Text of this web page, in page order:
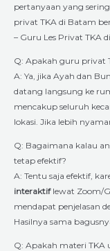
pertanyaan yang
privat TKA di Batam
– Guru Les Privat TKA
Q: Apakah guru privat
A: Ya, jika Ayah dan
datang langsung ke
mencakup seluruh
lokasi. Jika lebih
Q: Bagaimana kalau
tetap efektif?
A: Tentu saja efektif,
interaktiflewat Zoom/
mendapat penjelasan
Hasilnya sama
Q: Apakah materi TKA